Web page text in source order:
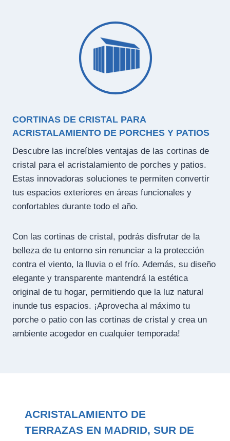
CORTINAS DE CRISTAL PARA
ACRISTALAMIENTO DE PORCHES Y PATIOS
Descubre las increíbles ventajas de las cortinas de
cristal para el acristalamiento de porches y patios.
Estas innovadoras soluciones te permiten convertir
tus espacios exteriores en áreas funcionales y
confortables durante todo el año.
Con las cortinas de cristal, podrás disfrutar de la
belleza de tu entorno sin renunciar a la protección
contra el viento, la lluvia o el frío. Además, su diseño
elegante y transparente mantendrá la estética
original de tu hogar, permitiendo que la luz natural
inunde tus espacios. ¡Aprovecha al máximo tu
porche o patio con las cortinas de cristal y crea un
ambiente acogedor en cualquier temporada!
ACRISTALAMIENTO DE
TERRAZAS EN MADRID, SUR DE